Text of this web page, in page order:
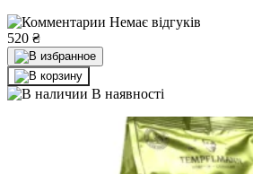
Немає відгуків
520 ₴
В наявності